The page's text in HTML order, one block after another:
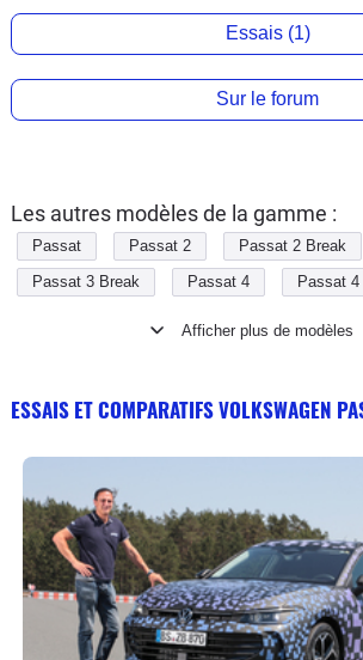
Essais (1)
Sur le forum
Les autres modèles de la gamme :
Passat Passat 2 Passat 2 Break
Passat 3 Break
Passat 4
Passat 4
Passat 9 Sw
ESSAIS ET COMPARATIFS VOLKSWAGEN